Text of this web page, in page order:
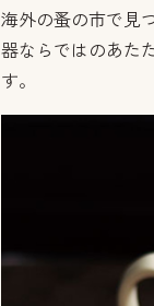
海外の蚤の市で見
器ならではのあた
す。